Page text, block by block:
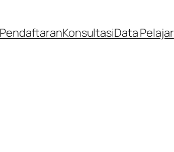
PendaftaranKonsultasiData Pelajar